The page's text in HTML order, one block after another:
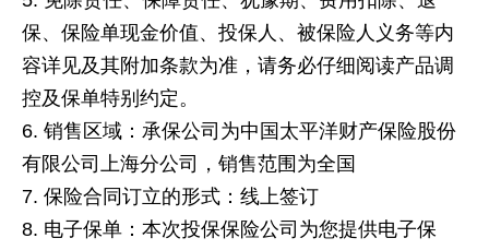
保、保险单现金价值、投保人、被保险人义务等内
容详见及其附加条款为准，请务必仔细阅读产品调
控及保单特别约定。
销售区域：承保公司为中国太平洋财产保险股份
有限公司上海分公司，销售范围为全国
保险合同订立的形式：线上签订
电子保单：本次投保保险公司为您提供电子保